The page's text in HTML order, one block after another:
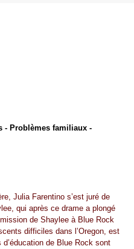
- Problèmes familiaux -
Julia Farentino s’est juré de
qui après ce drame a plongé
de Shaylee à Blue Rock
difficiles dans l’Oregon, est
de Blue Rock sont